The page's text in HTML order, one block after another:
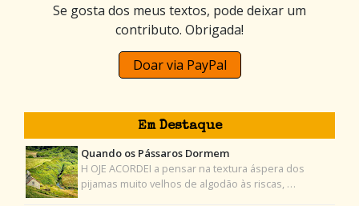
Se gosta dos meus textos, pode deixar um
contributo. Obrigada!
Doar via PayPal
Em Destaque
Quando os Pássaros Dormem
H OJE ACORDEI a pensar na textura áspera dos
pijamas muito velhos de algodão às riscas, …